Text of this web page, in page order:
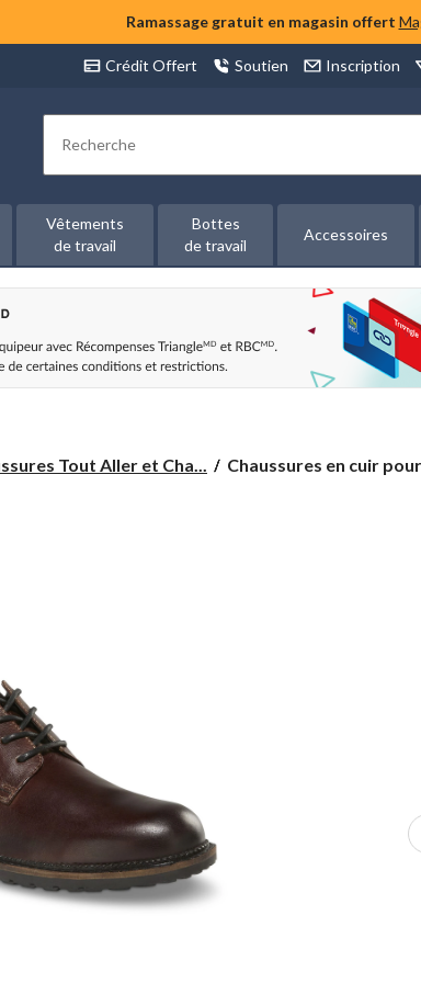
Ramassage gratuit en magasin offert
Crédit Offert Soutien Inscription
Rechercher
Vêtements
de travail
Bottes
de travail
Accessoires
Tout Aller et Cha...
Chaussures
Chaussures en cuir